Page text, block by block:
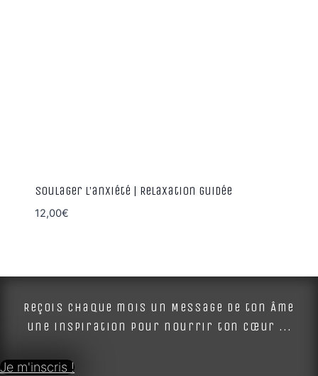
Soulager l’anxiété | Relaxation guidée
12,00€
Reçois chaque mois un Message de ton Âme
une inspiration pour nourrir ton cœur ...
Je m'inscris !